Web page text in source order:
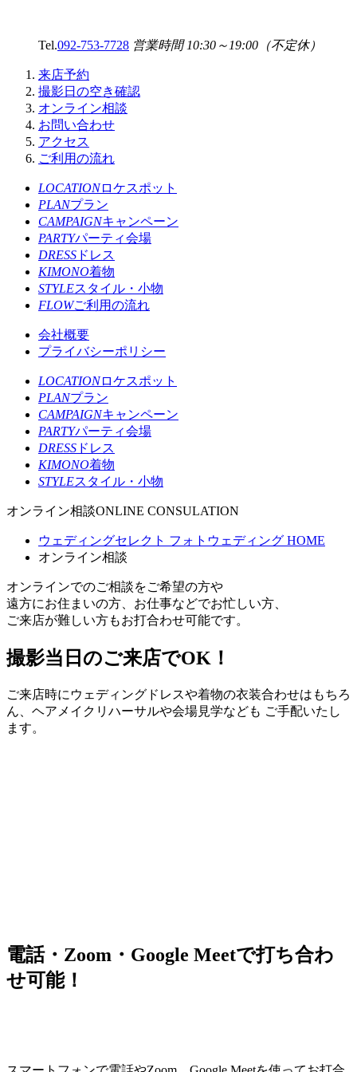
Tel.092-753-7728 営業時間 10:30～19:00（不定休）
来店予約
撮影日の空き確認
オンライン相談
お問い合わせ
アクセス
ご利用の流れ
LOCATIONロケスポット
PLANプラン
CAMPAIGNキャンペーン
PARTYパーティ会場
DRESS ドレス
KIMONO着物
STYLEスタイル・小物
FLOWご利用の流れ
会社概要
プライバシーポリシー
LOCATIONロケスポット
PLANプラン
CAMPAIGNキャンペーン
PARTYパーティ会場
DRESS ドレス
KIMONO着物
STYLEスタイル・小物
オンライン相談ONLINE CONSULATION
ウェディングセレクト フォトウェディング HOME
オンライン相談
オンラインでのご相談をご希望の方や
遠方にお住まいの方、お仕事などでお忙しい方、
ご来店が難しい方もお打合わせ可能です。
撮影当日のご来店でOK！
ご来店時にウェディングドレスや着物の衣装合わせはもちろ
ん、ヘアメイクリハーサルや会場見学なども ご手配いたし
ます。
電話・Zoom・Google Meetで打ち合わ
せ可能！